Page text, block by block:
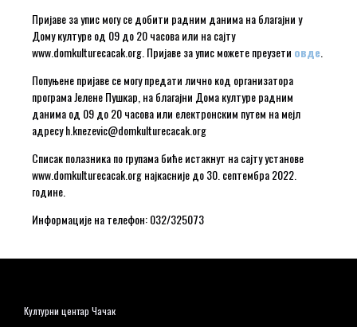
Пријаве за упис могу се добити радним данима на благајни у
Дому културе од 09 до 20 часова или на сајту
www.domkulturecacak.org. Пријаве за упис можете преузети овде
Попуњене пријаве се могу предати лично код организатора
програма Јелене Пушкар, на благајни Дома културе радним
данима од 09 до 20 часова или електронским путем на мејл
адресу h.knezevic@domkulturecacak.org
Списак полазника по групама биће истакнут на сајту установе
www.domkulturecacak.org најкасније до 30. септембра 2022.
године.
Информације на телефон: 032/325073
Културни центар Чачак